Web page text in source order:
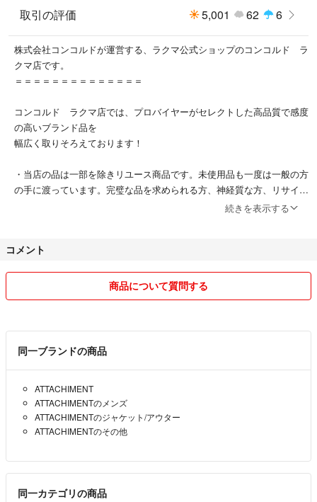
<おすすめ>
ショップフォローで新入荷通知されます。
毎週新商品が追加されますので、ぜひご覧ください！
弊社の他の出品アイテムをご覧いただけます。
希少なアイテムをたくさんご用意しておりますので、ぜひご覧くださいま
せ！
こちらの商品はラクマ公式パートナーの株式会社コンコルドによって出品
されています。
ます。
取引の評価 5,001 62 6
株式会社コンコルドが運営する、ラクマ公式ショップのコンコルド ラ
クマ店です。
＝＝＝＝＝＝＝＝＝＝＝＝＝＝
コンコルド ラクマ店では、プロバイヤーがセレクトした高品質で感度
の高いブランド品を
幅広く取りそろえております！
・当店の品は一部を除きリユース商品です。未使用品も一度は一般の方
の手に渡っています。完璧な品を求められる方、神経質な方、リサイク
ル品へご理解いただけない方は、ご注文をお控えくださいませ。
だいた品が欠品する場合がございます。予めご了承くださいませ。
・商品画像はできる限り現物をきれいに撮影するよう心がけております
が、ご利用のモニターしだいでは実物と異なる場合がございます。
・複数商品購入いただいた場合でも原則同梱対応は行えません。
・ご入金確認後のご注文内容の変更、キャンセルはお受けしておりませ
商品状態は掲載前に十分な確認を行っておりますが、重大な見落としが
ございました際はご返品を承ります。サイズが合わない、イメージが違
う、間違えた等お客様都合での返品はお受けしておりません。
●ご注文の商品と異なる商品が届いた場合
続きを表示する
コメント
商品について質問する
同一ブランドの商品
ATTACHIMENT
ATTACHIMENTのメンズ
ATTACHIMENTのジャケット/アウター
ATTACHIMENTのその他
同一カテゴリの商品